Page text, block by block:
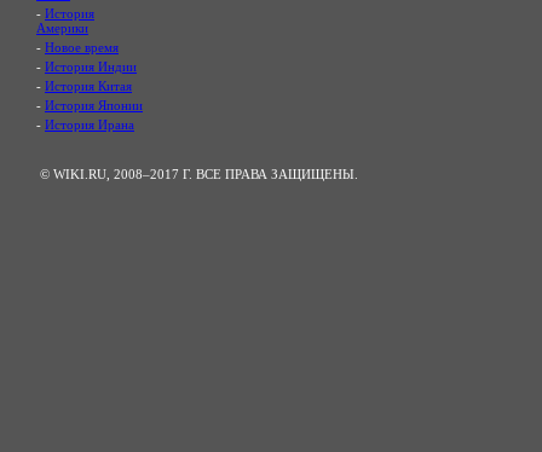
- История
Америки
- Новое время
- История Индии
- История Китая
- История Японии
- История Ирана
© WIKI.RU, 2008–2017 Г. ВСЕ ПРАВА ЗАЩИЩЕНЫ.